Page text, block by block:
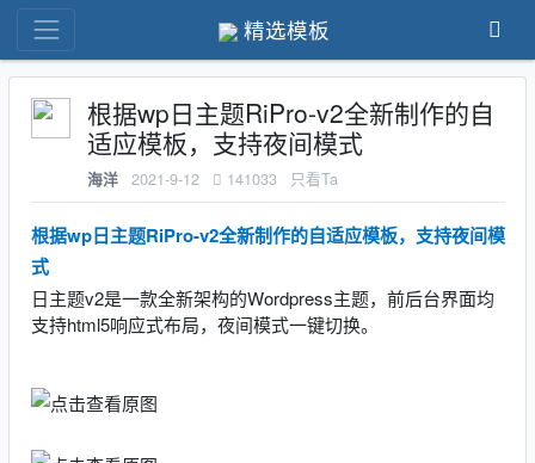
精选模板
根据wp日主题RiPro-v2全新制作的自
适应模板，支持夜间模式
海洋 2021-9-12 141033 只看Ta
根据wp日主题RiPro-v2全新制作的自适应模板，支持夜间模
式
日主题v2是一款全新架构的Wordpress主题，前后台界面均
支持html5响应式布局，夜间模式一键切换。